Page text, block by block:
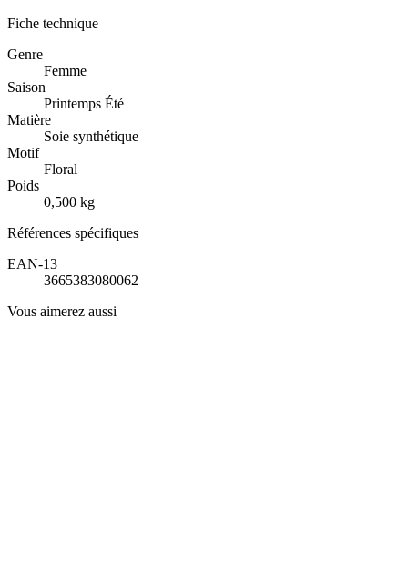
Fiche technique
Genre
Femme
Saison
Printemps Été
Matière
Soie synthétique
Motif
Floral
Poids
0,500 kg
Références spécifiques
EAN-13
3665383080062
Vous aimerez aussi